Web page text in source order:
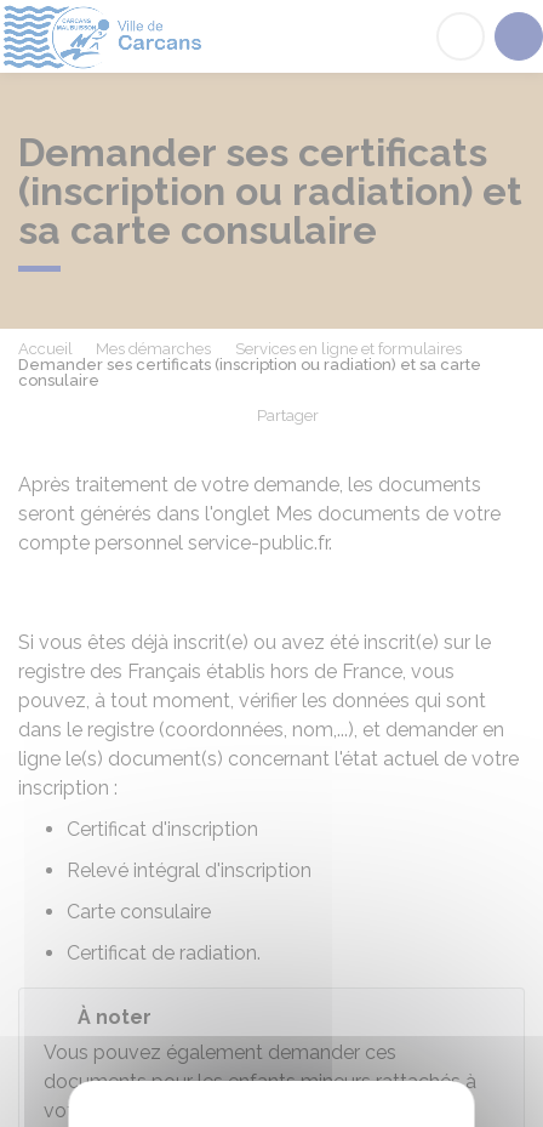
Demander ses certificats
(inscription ou radiation) et
sa carte consulaire
Accueil Mes démarches
Services en ligne et formulaires
Demander ses certificats (inscription ou radiation) et sa carte
consulaire
Partager
Après traitement de votre demande, les documents
seront générés dans l'onglet Mes documents de votre
compte personnel service-public.fr.
Si vous êtes déjà inscrit(e) ou avez été inscrit(e) sur le
registre des Français établis hors de France, vous
pouvez, à tout moment, vérifier les données qui sont
dans le registre (coordonnées, nom,...), et demander en
ligne le(s) document(s) concernant l'état actuel de votre
inscription :
Certificat d'inscription
Relevé intégral d'inscription
Carte consulaire
Certificat de radiation.
À noter
Vous pouvez également demander ces
documents pour les enfants mineurs rattachés à
votre dossier.